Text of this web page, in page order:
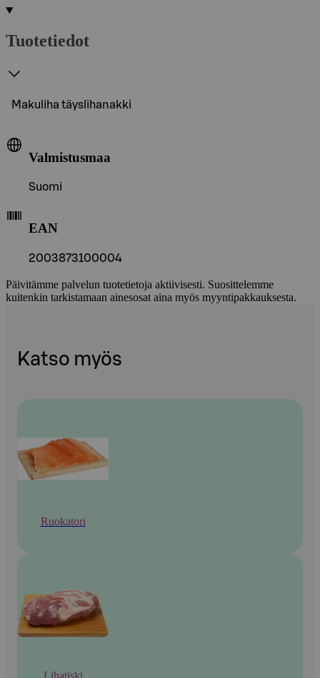
Tuotetiedot
Makuliha täyslihanakki
Valmistusmaa
Suomi
EAN
2003873100004
Päivitämme palvelun tuotetietoja aktiivisesti. Suosittelemme
kuitenkin tarkistamaan ainesosat aina myös myyntipakkauksesta.
Katso myös
Ruokatori
Lihatiski